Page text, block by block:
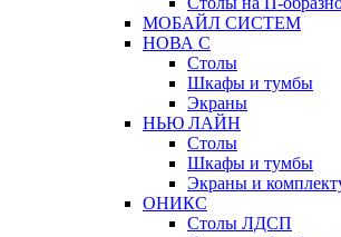
МОБАЙЛ СИСТЕМ
НОВА С
Столы
Шкафы и тумбы
Экраны
НЬЮ ЛАЙН
Столы
Шкафы и тумбы
Экраны и
ОНИКС
Столы ЛДСП